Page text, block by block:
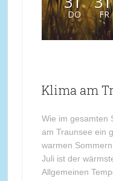
DO FR
Klima am
Wie im gesamten
am Traunsee ein
warmen
Juli ist der
Allgemeinen